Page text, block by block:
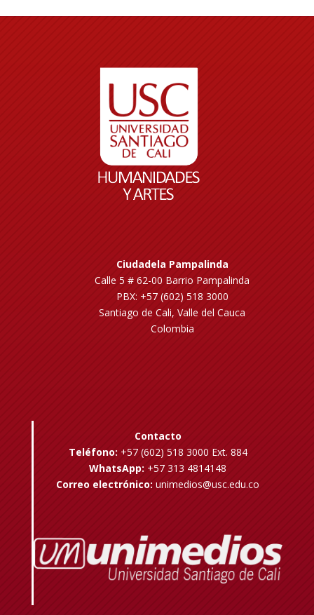
Ciudadela Pampalinda
Calle 5 # 62-00 Barrio Pampalinda
PBX: +57 (602) 518 3000
Santiago de Cali, Valle del Cauca
Colombia
Contacto
Teléfono: +57 (602) 518 3000 Ext. 884
WhatsApp: +57 313 4814148
Correo electrónico: unimedios@usc.edu.co